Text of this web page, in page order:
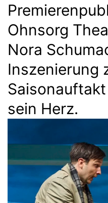
Ohnsorg
Nora
Inszenierung
sein Herz.